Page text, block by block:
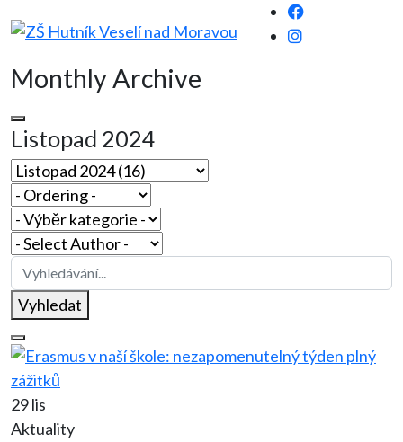
Monthly Archive
Listopad 2024
Vyhledat
29 lis
Aktuality